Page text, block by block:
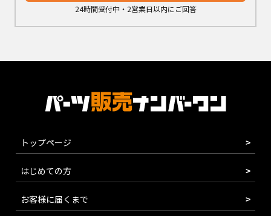
24時間受付中・2営業日以内にご回答
トップページ
はじめての方
お客様に届くまで